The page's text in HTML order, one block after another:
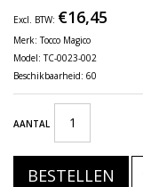
Excl. BTW: €16,45
Merk:Tocco Magico
Model: TC-0023-002
Beschikbaarheid: 60
AANTAL
BESTELLEN